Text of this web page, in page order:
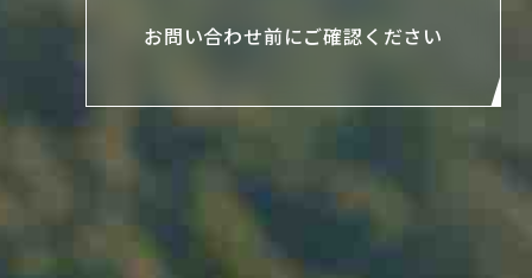
お問い合わせ前にご確認ください